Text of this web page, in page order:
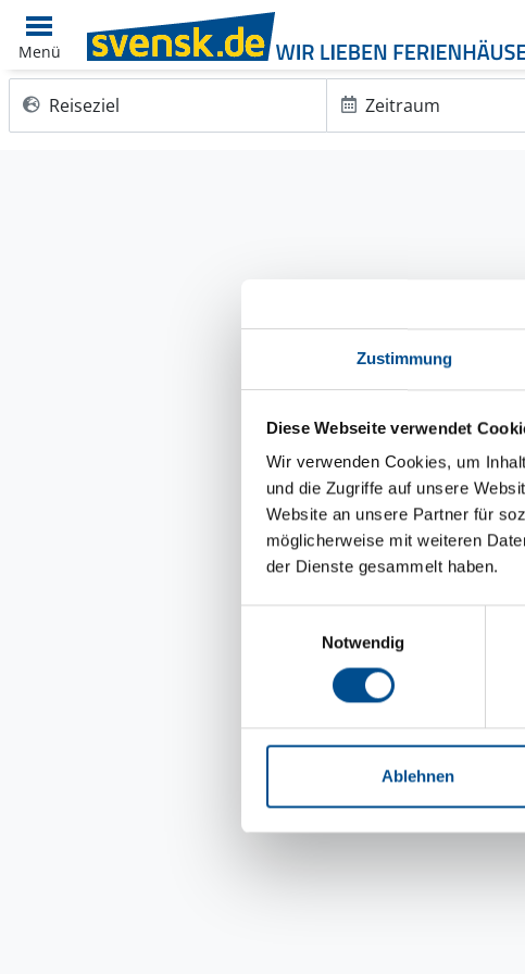
Zustimmung
Diese Webseite verwendet
Wir verwenden Cookies, um
und die Zugriffe auf unsere
Website an unsere Partner für
möglicherweise mit weiteren
der Dienste gesammelt haben.
Notwendig
Ablehnen
Menü
Reiseziel Zeitraum